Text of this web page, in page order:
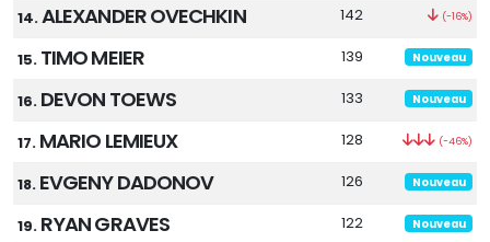
14.ALEXANDER OVECHKIN 142 (-16%)
15. TIMO MEIER 139 Nouveau
16. DEVON TOEWS 133 Nouveau
17. MARIO LEMIEUX 128 (-46%)
18. EVGENY DADONOV 126 Nouveau
19. RYAN GRAVES 122 Nouveau